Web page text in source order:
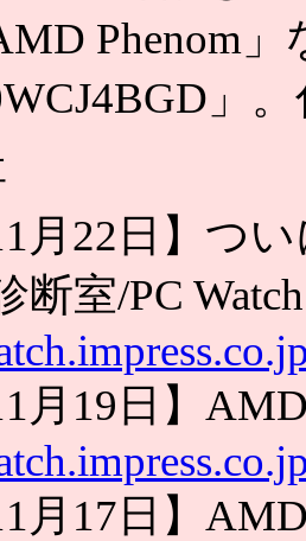
Phenom
」
月22日】つ
断室/PC
月19日】
月17日】